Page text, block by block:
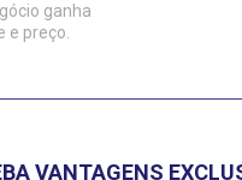
ganha
e preço.
VANTAGENS